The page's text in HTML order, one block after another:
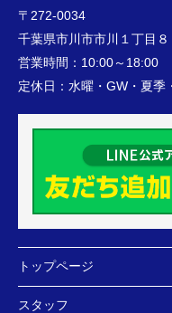
〒272-0034
千葉県市川市市川１丁目
営業時間： 10:00～18:00
定休日： 水曜・GW・夏季
トップページ
スタッフ